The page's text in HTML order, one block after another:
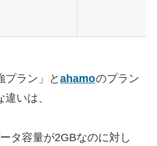
プラン」と ahamoのプラン
いは、
タ容量が2GBなのに対し